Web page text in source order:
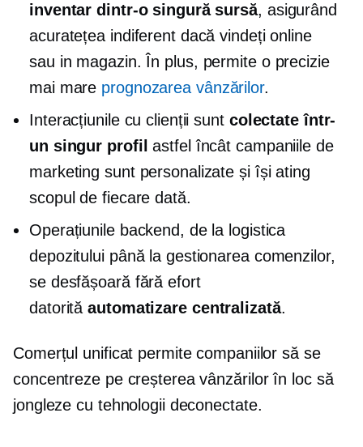
inventar dintr-o singură sursă, asigurând
acuratețea indiferent dacă vindeți online
sau in magazin. În plus, permite o precizie
mai mare prognozarea vânzărilor.
Interacțiunile cu clienții sunt colectate într-
un singur profil astfel încât campaniile de
marketing sunt personalizate și își ating
scopul de fiecare dată.
Operațiunile backend, de la logistica
depozitului până la gestionarea comenzilor,
se desfășoară fără efort
datorităautomatizare centralizată.
Comerțul unificat permite companiilor să se
concentreze pe creșterea vânzărilor în loc să
jongleze cu tehnologii deconectate.